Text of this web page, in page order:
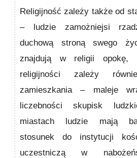
Religijność zależy także od
– ludzie zamożniejsi
duchową stroną swego
znajdują w religii opokę,
religijności zależy
zamieszkania – maleje
liczebności skupisk
miastach ludzie mają
stosunek do instytucji
uczestniczą w